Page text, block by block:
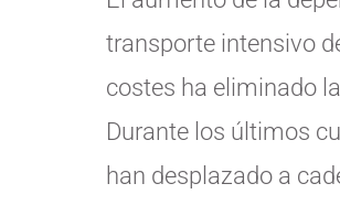
transporte intensivo
costes ha eliminado
Durante los últimos
han desplazado a